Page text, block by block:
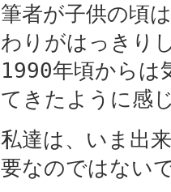
筆者が子供の頃
わりがはっきり
1990年頃からは
てきたように感
私達は、いま出
要なのではない